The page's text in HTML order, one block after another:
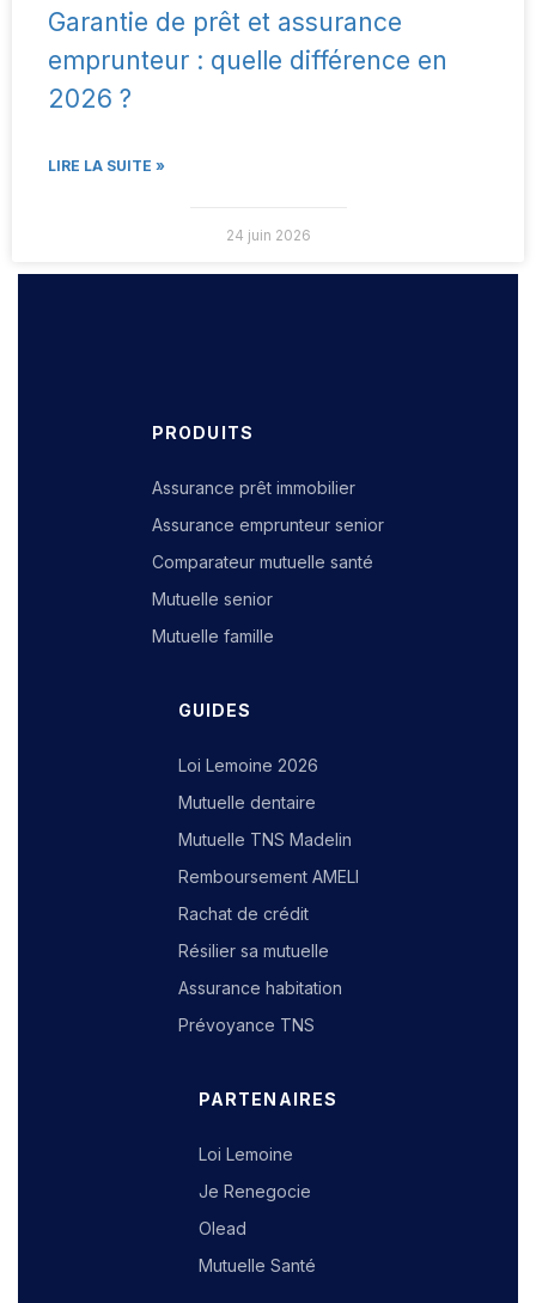
Garantie de prêt et assurance
emprunteur : quelle différence en
2026 ?
LIRE LA SUITE »
24 juin 2026
PRODUITS
Assurance prêt immobilier
Assurance emprunteur senior
Comparateur mutuelle santé
Mutuelle senior
Mutuelle famille
GUIDES
Loi Lemoine 2026
Mutuelle dentaire
Mutuelle TNS Madelin
Remboursement AMELI
Rachat de crédit
Résilier sa mutuelle
Assurance habitation
Prévoyance TNS
PARTENAIRES
Loi Lemoine
Je Renegocie
Olead
Mutuelle Santé